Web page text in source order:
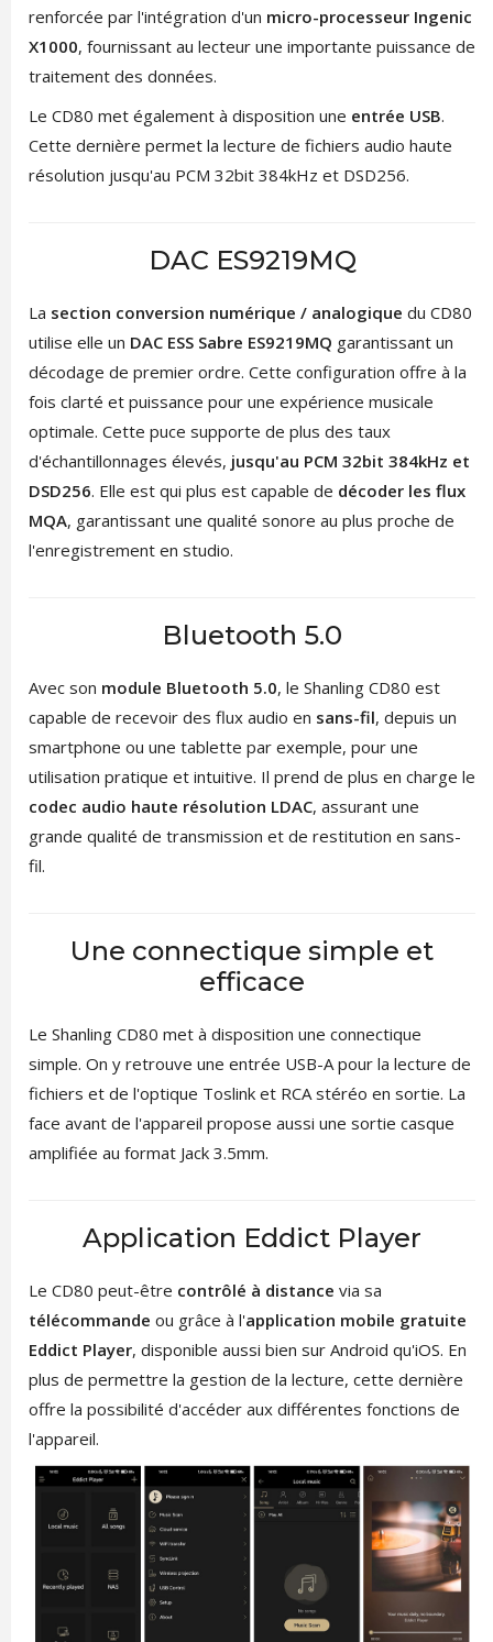
renforcée par l'intégration d'un micro-processeur Ingenic
X1000, fournissant au lecteur une importante puissance de
traitement des données.
Le CD80 met également à disposition une entrée USB.
Cette dernière permet la lecture de fichiers audio haute
résolution jusqu'au PCM 32bit 384kHz et DSD256.
DAC ES9219MQ
La section conversion numérique / analogique du CD80
utilise elle un DAC ESS Sabre ES9219MQ garantissant un
décodage de premier ordre. Cette configuration offre à la
fois clarté et puissance pour une expérience musicale
optimale. Cette puce supporte de plus des taux
d'échantillonnages élevés, jusqu'au PCM 32bit 384kHz et
DSD256. Elle est qui plus est capable de décoder les flux
MQA, garantissant une qualité sonore au plus proche de
l'enregistrement en studio.
Bluetooth 5.0
Avec son module Bluetooth 5.0, le Shanling CD80 est
capable de recevoir des flux audio en sans-fil, depuis un
smartphone ou une tablette par exemple, pour une
utilisation pratique et intuitive. Il prend de plus en charge le
codec audio haute résolution LDAC, assurant une
grande qualité de transmission et de restitution en sans-
fil.
Une connectique simple et
efficace
Le Shanling CD80 met à disposition une connectique
simple. On y retrouve une entrée USB-A pour la lecture de
fichiers et de l'optique Toslink et RCA stéréo en sortie. La
face avant de l'appareil propose aussi une sortie casque
amplifiée au format Jack 3.5mm.
Application Eddict Player
Le CD80 peut-être contrôlé à distance via sa
télécommande ou grâce à l'application mobile gratuite
Eddict Player, disponible aussi bien sur Android qu'iOS. En
plus de permettre la gestion de la lecture, cette dernière
offre la possibilité d'accéder aux différentes fonctions de
l'appareil.